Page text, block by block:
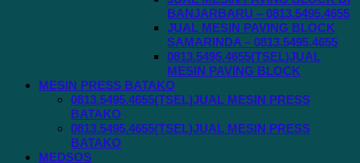
BANJARBARU – 0813.5495.4655
JUAL MESIN PAVING BLOCK
SAMARINDA – 0813.5495.4655
0813.5495.4655(TSEL)JUAL
MESIN PAVING BLOCK
MESIN PRESS BATAKO
0813.5495.4655(TSEL)JUAL MESIN PRESS
BATAKO
0813.5495.4655(TSEL)JUAL MESIN PRESS
BATAKO
MEDSOS